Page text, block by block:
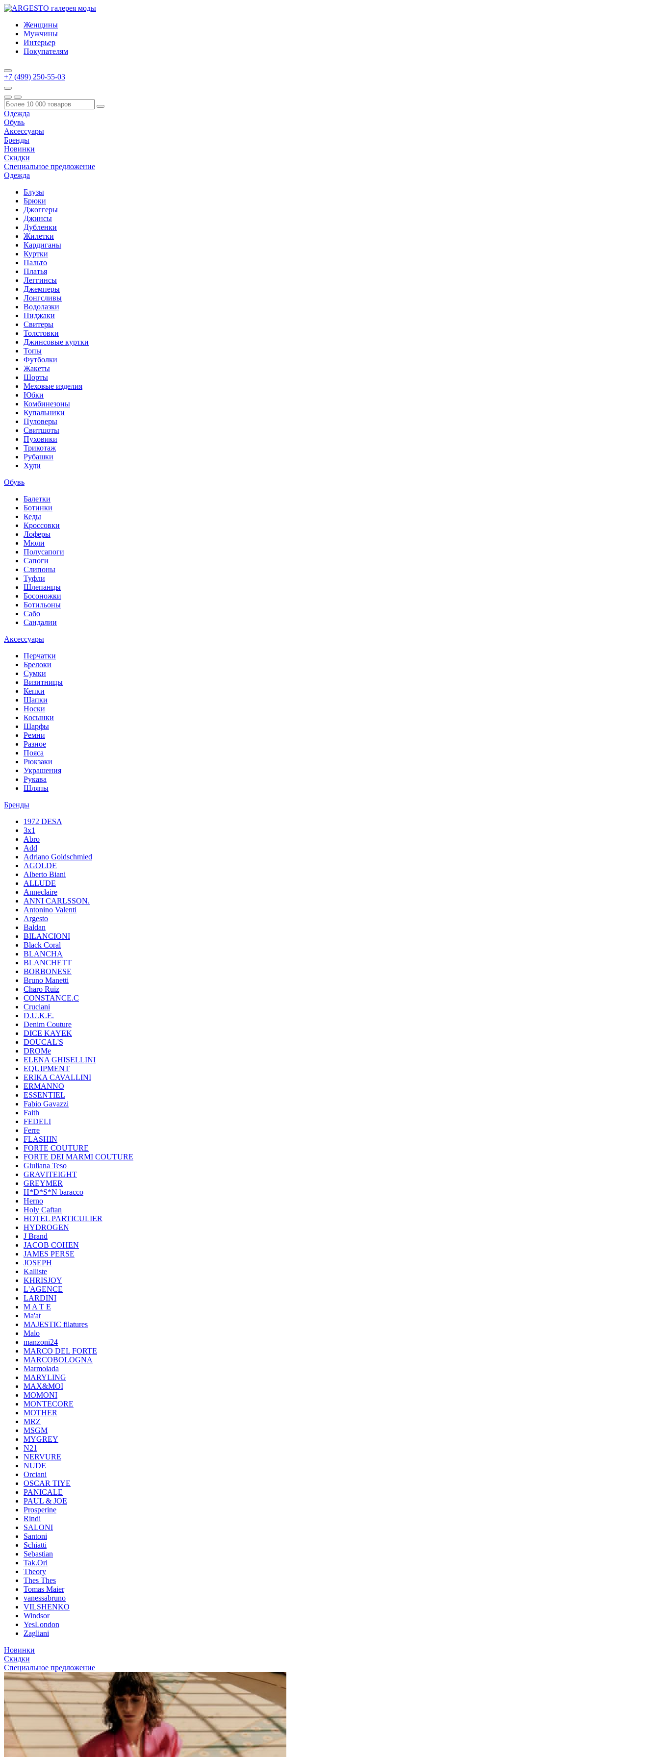
Женщины
Мужчины
Интерьер
Покупателям
+7 (499) 250-55-03
Одежда
Обувь
Аксессуары
Бренды
Новинки
Скидки
Специальное предложение
Одежда
Блузы
Брюки
Джоггеры
Джинсы
Дубленки
Жилетки
Кардиганы
Куртки
Пальто
Платья
Леггинсы
Джемперы
Лонгсливы
Водолазки
Пиджаки
Свитеры
Толстовки
Джинсовые куртки
Топы
Футболки
Жакеты
Шорты
Меховые изделия
Юбки
Комбинезоны
Купальники
Пуловеры
Свитшоты
Пуховики
Трикотаж
Рубашки
Худи
Обувь
Балетки
Ботинки
Кеды
Кроссовки
Лоферы
Мюли
Полусапоги
Сапоги
Слипоны
Туфли
Шлепанцы
Босоножки
Ботильоны
Сабо
Сандалии
Аксессуары
Перчатки
Брелоки
Сумки
Визитницы
Кепки
Шапки
Носки
Косынки
Шарфы
Ремни
Разное
Пояса
Рюкзаки
Украшения
Рукава
Шляпы
Бренды
1972 DESA
3x1
Abro
Add
Adriano Goldschmied
AGOLDE
Alberto Biani
ALLUDE
Anneclaire
ANNI CARLSSON.
Antonino Valenti
Argesto
Baldan
BILANCIONI
Black Coral
BLANCHA
BLANCHETT
BORBONESE
Bruno Manetti
Charo Ruiz
CONSTANCE.C
Cruciani
D.U.K.E.
Denim Couture
DICE KAYEK
DOUCAL'S
DROMe
ELENA GHISELLINI
EQUIPMENT
ERIKA CAVALLINI
ERMANNO
ESSENTIEL
Fabio Gavazzi
Faith
FEDELI
Ferre
FLASHIN
FORTE COUTURE
FORTE DEI MARMI COUTURE
Giuliana Teso
GRAVITEIGHT
GREYMER
H*D*S*N baracco
Herno
Holy Caftan
HOTEL PARTICULIER
HYDROGEN
J Brand
JACOB COHEN
JAMES PERSE
JOSEPH
Kalliste
KHRISJOY
L'AGENCE
LARDINI
M A T E
Ma'at
MAJESTIC filatures
Malo
manzoni24
MARCO DEL FORTE
MARCOBOLOGNA
Marmolada
MARYLING
MAX&MOI
MOMONI
MONTECORE
MOTHER
MRZ
MSGM
MYGREY
N21
NERVURE
NUDE
Orciani
OSCAR TIYE
PANICALE
PAUL & JOE
Prosperine
Rindi
SALONI
Santoni
Schiatti
Sebastian
Tak.Ori
Theory
Thes Thes
Tomas Maier
vanessabruno
VILSHENKO
Windsor
YesLondon
Zagliani
Новинки
Скидки
Специальное предложение